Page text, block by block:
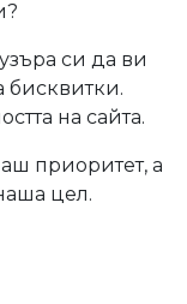
си да ви
бисквитки.
на сайта.
приоритет, а
цел.